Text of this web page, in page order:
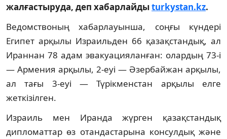
жалғастыруда, деп хабарлайдыturkystan.kz.
Ведомствоның хабарлауынша, соңғы күндері
Египет арқылы Израильден 66 қазақстандық, ал
Ираннан 78 адам эвакуацияланған: олардың 73-і
— Армения арқылы, 2-еуі — Әзербайжан арқылы,
ал тағы 3-еуі — Түрікменстан арқылы елге
жеткізілген.
Израиль мен Иранда жүрген қазақстандық
дипломаттар өз отандастарына консулдық және